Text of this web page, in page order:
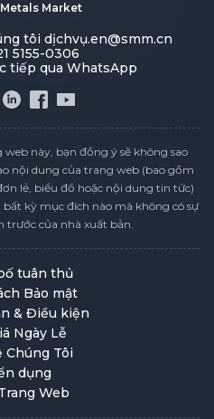
Market
tôi dịchvụ.en@smm.cn
5155-0306
tiếp qua WhatsApp
này, bạn đồng ý sẽ không sao
nội dung của trang web (bao gồm
lẻ, biểu đồ hoặc nội dung tin tức)
kỳ mục đích nào mà không có sự
trước của nhà xuất bản.
tuân thủ
Bảo mật
& Điều kiện
Ngày Lễ
Chúng Tôi
dụng
Web